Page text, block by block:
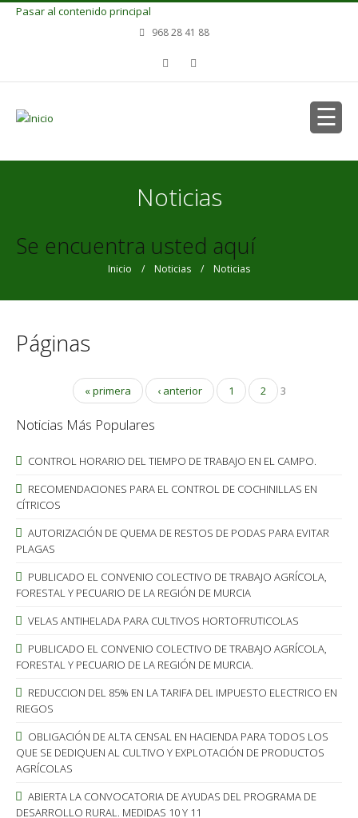
Pasar al contenido principal
968 28 41 88
Noticias
Se encuentra usted aquí
Inicio / Noticias / Noticias
Páginas
« primera ‹ anterior 1 2 3
Noticias Más Populares
CONTROL HORARIO DEL TIEMPO DE TRABAJO EN EL CAMPO.
RECOMENDACIONES PARA EL CONTROL DE COCHINILLAS EN
CÍTRICOS
AUTORIZACIÓN DE QUEMA DE RESTOS DE PODAS PARA EVITAR
PLAGAS
PUBLICADO EL CONVENIO COLECTIVO DE TRABAJO AGRÍCOLA,
FORESTAL Y PECUARIO DE LA REGIÓN DE MURCIA
VELAS ANTIHELADA PARA CULTIVOS HORTOFRUTICOLAS
PUBLICADO EL CONVENIO COLECTIVO DE TRABAJO AGRÍCOLA,
FORESTAL Y PECUARIO DE LA REGIÓN DE MURCIA.
REDUCCION DEL 85% EN LA TARIFA DEL IMPUESTO ELECTRICO EN
RIEGOS
OBLIGACIÓN DE ALTA CENSAL EN HACIENDA PARA TODOS LOS
QUE SE DEDIQUEN AL CULTIVO Y EXPLOTACIÓN DE PRODUCTOS
AGRÍCOLAS
ABIERTA LA CONVOCATORIA DE AYUDAS DEL PROGRAMA DE
DESARROLLO RURAL. MEDIDAS 10 Y 11